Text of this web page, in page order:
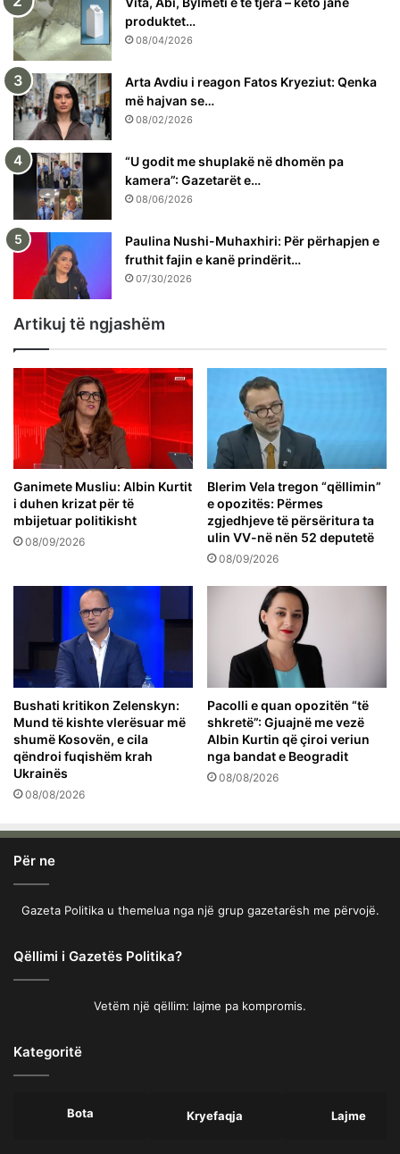
produktet…
08/04/2026
Arta Avdiu i reagon Fatos Kryeziut: Qenka
më hajvan se…
08/02/2026
“U godit me shuplakë në dhomën pa
kamera”: Gazetarët e…
08/06/2026
Paulina Nushi-Muhaxhiri: Për përhapjen e
fruthit fajin e kanë prindërit…
07/30/2026
Artikuj të ngjashëm
Ganimete Musliu: Albin Kurtit
i duhen krizat për të
mbijetuar politikisht
08/09/2026
Blerim Vela tregon “qëllimin”
e opozitës: Përmes
zgjedhjeve të përsëritura ta
ulin VV-në nën 52 deputetë
08/09/2026
Bushati kritikon Zelenskyn:
Mund të kishte vlerësuar më
shumë Kosovën, e cila
qëndroi fuqishëm krah
Ukrainës
08/08/2026
Pacolli e quan opozitën “të
shkretë”: Gjuajnë me vezë
Albin Kurtin që çiroi veriun
nga bandat e Beogradit
08/08/2026
Për ne
Gazeta Politika u themelua nga një grup gazetarësh me përvojë.
Qëllimi i Gazetës Politika?
Vetëm një qëllim: lajme pa kompromis.
Kategoritë
Bota Kryefaqja Lajme